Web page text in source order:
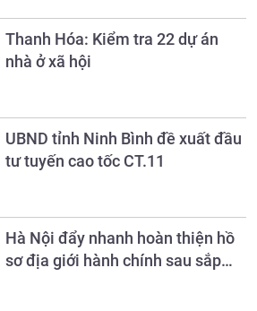
Thanh Hóa: Kiểm tra 22 dự án
nhà ở xã hội
UBND tỉnh Ninh Bình đề xuất đầu
tư tuyến cao tốc CT.11
Hà Nội đẩy nhanh hoàn thiện hồ
sơ địa giới hành chính sau sắp